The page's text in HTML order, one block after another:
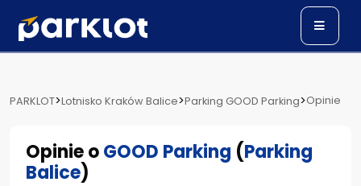
PARKLOT>Lotnisko Kraków Balice>Parking GOOD Parking>Opinie
Opinie oGOOD Parking (Parking
Balice)